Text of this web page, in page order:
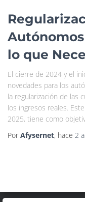
lo que
El cierre de 2024 y el
novedades para los
la regularización de las
los ingresos reales.
2025, tiene como
PorAfysernet, hace 2